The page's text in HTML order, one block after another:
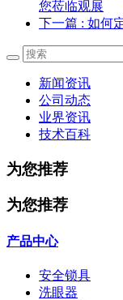
您莅临观展
下一篇 : 如何
新闻资讯
公司动态
业界资讯
技术百科
为您推荐
为您推荐
产品中心
安全锁具
洗眼器